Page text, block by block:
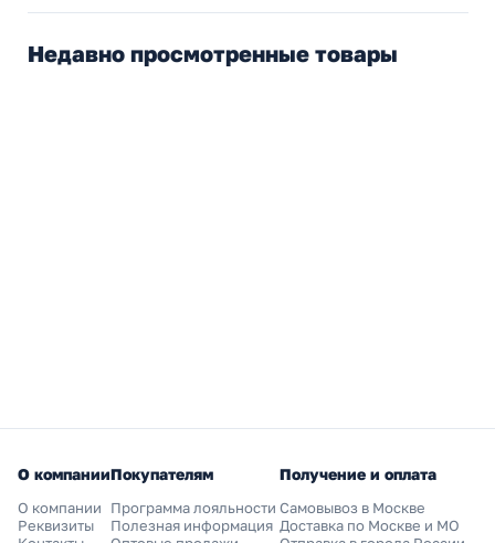
Недавно просмотренные товары
О компании
О компании
Реквизиты
Покупателям
Программа лояльности
Полезная информация
Получение и оплата
Самовывоз в Москве
Доставка по Москве и МО